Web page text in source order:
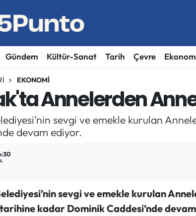
Gündem Kültür-Sanat Tarih Çevre
EKONOMI
Annelerden
sevgi ve emekle kurulan
devam ediyor.
sevgi ve emekle kurulan
tarihine kadar Dominik Caddesi’nde